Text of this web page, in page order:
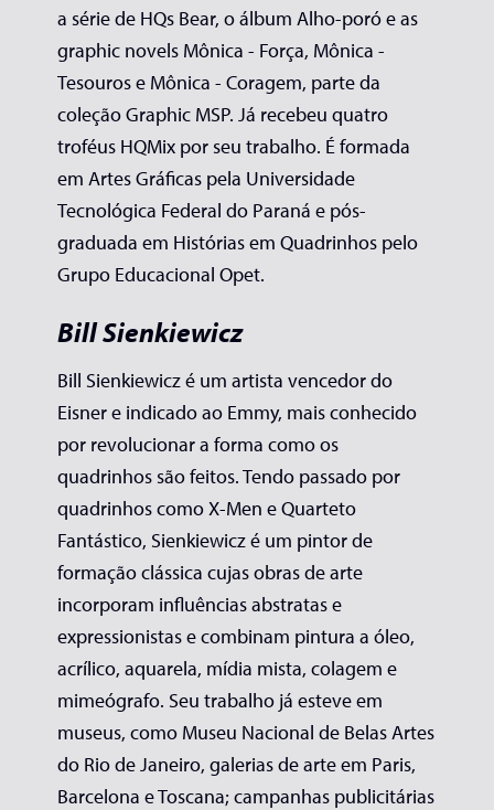
a série de HQs Bear, o álbum Alho-poró e as
graphic novels Mônica - Força, Mônica -
Tesouros e Mônica - Coragem, parte da
coleção Graphic MSP. Já recebeu quatro
troféus HQMix por seu trabalho. É formada
em Artes Gráficas pela Universidade
Tecnológica Federal do Paraná e pós-
graduada em Histórias em Quadrinhos pelo
Grupo Educacional Opet.
Bill Sienkiewicz
Bill Sienkiewicz é um artista vencedor do
Eisner e indicado ao Emmy, mais conhecido
por revolucionar a forma como os
quadrinhos são feitos. Tendo passado por
quadrinhos como X-Men e Quarteto
Fantástico, Sienkiewicz é um pintor de
formação clássica cujas obras de arte
incorporam influências abstratas e
expressionistas e combinam pintura a óleo,
acrílico, aquarela, mídia mista, colagem e
mimeógrafo. Seu trabalho já esteve em
museus, como Museu Nacional de Belas Artes
do Rio de Janeiro, galerias de arte em Paris,
Barcelona e Toscana; campanhas publicitárias